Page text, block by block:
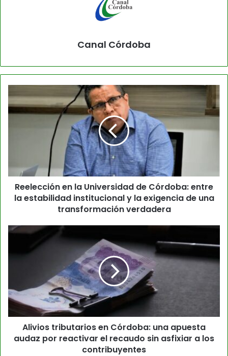
Canal Córdoba
Reelección en la Universidad de Córdoba: entre
la estabilidad institucional y la exigencia de una
transformación verdadera
Alivios tributarios en Córdoba: una apuesta
audaz por reactivar el recaudo sin asfixiar a los
contribuyentes